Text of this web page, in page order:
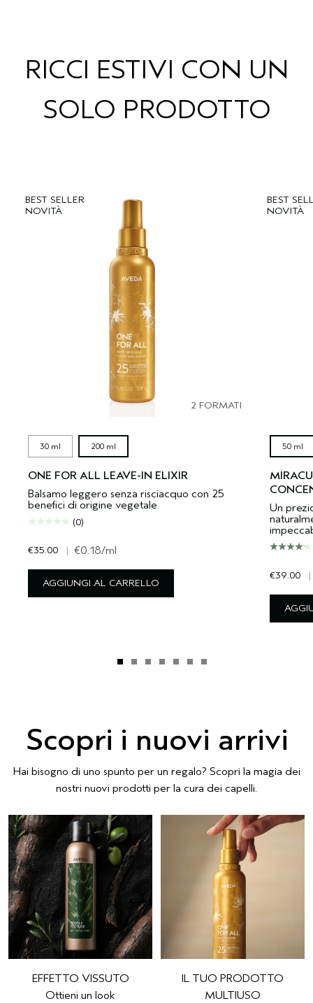
RICCI ESTIVI CON UN
SOLO PRODOTTO
BEST SELLER
NOVITÀ
2 FORMATI
30 ml 200 ml
ONE FOR ALL LEAVE-IN ELIXIR
Balsamo leggero senza risciacquo con 25
benefici di origine vegetale.
(0)
€35.00 | €0.18/ml
AGGIUNGI AL CARRELLO
BEST
NOVITÀ
50 ml
Un
€39.00 |
Scopri i nuovi arrivi
Hai bisogno di uno spunto per un regalo? Scopri la magia dei
nostri nuovi prodotti per la cura dei capelli.
EFFETTO VISSUTO
Ottieni un look
IL TUO PRODOTTO
MULTIUSO